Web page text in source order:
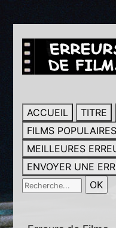
ACCUEIL TITRE
FILMS POPULAIRES
MEILLEURES
ENVOYER UNE